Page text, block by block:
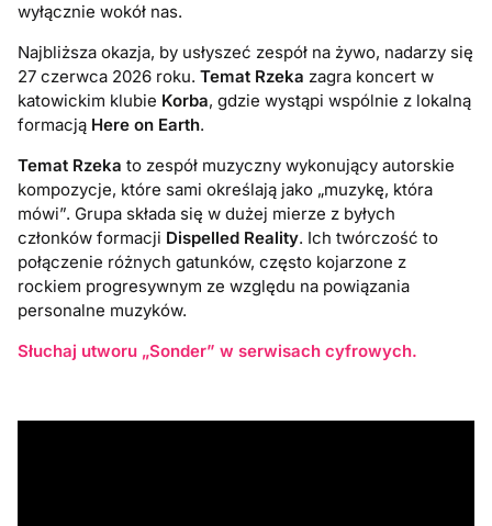
wyłącznie wokół nas.
Najbliższa okazja, by usłyszeć zespół na żywo, nadarzy się
27 czerwca 2026 roku.Temat Rzeka zagra koncert w
katowickim klubie Korba, gdzie wystąpi wspólnie z lokalną
formacją Here on Earth.
Temat Rzeka to zespół muzyczny wykonujący autorskie
kompozycje, które sami określają jako „muzykę, która
mówi”. Grupa składa się w dużej mierze z byłych
członków formacji Dispelled Reality. Ich twórczość to
połączenie różnych gatunków, często kojarzone z
rockiem progresywnym ze względu na powiązania
personalne muzyków.
Słuchaj utworu „Sonder” w serwisach cyfrowych.